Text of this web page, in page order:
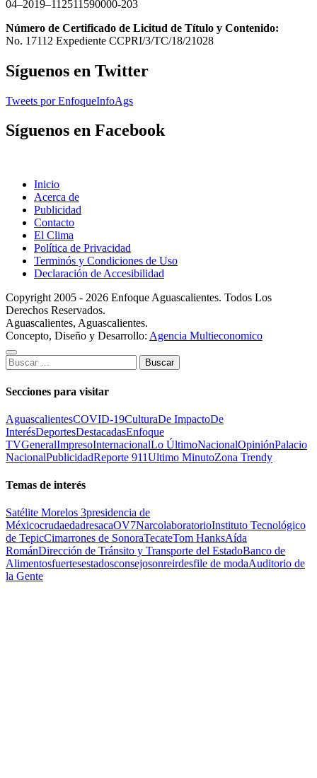
04–2019–112511590000-203
Número de Certificado de Licitud de Título y Contenido:
No. 17112 Expediente CCPRI/3/TC/18/21028
Síguenos en Twitter
Tweets por EnfoqueInfoAgs
Síguenos en Facebook
Inicio
Acerca de
Publicidad
Contacto
El Clima
Política de Privacidad
Terminós y Condiciones de Uso
Declaración de Accesibilidad
Copyright 2005 - 2026 Enfoque Aguascalientes. Todos Los
Derechos Reservados.
Aguascalientes, Aguascalientes.
Concepto, Diseño y Desarrollo: Agencia Multieconomico
Buscar:
Secciones para visitar
AguascalientesCOVID-19CulturaDe ImpactoDe
InterésDeportesDestacadasEnfoque
TVGeneralImpresoInternacionalLo ÚltimoNacionalOpiniónPalacio
NacionalPublicidadReporte 911Ultimo MinutoZona Trendy
Temas de interés
Satélite Morelos 3presidencia de
MéxicocrudaedadresacaOV7NarcolaboratorioInstituto Tecnológico
de TepicCimarrones de SonoraTecateTom HanksAída
RománDirección de Tránsito y Transporte del EstadoBanco de
Alimentosfuertesestadosconsejosonreirdesfile de modaAuditorio de
la Gente